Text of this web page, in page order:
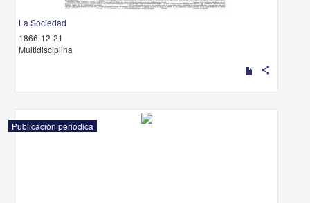
La Sociedad
1866-12-21
Multidisciplina
share
Publicación periódica